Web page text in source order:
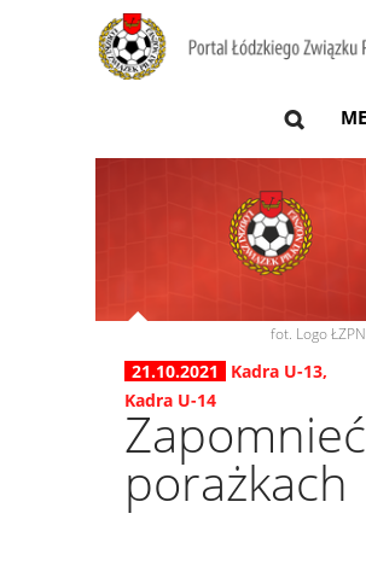
fot. Logo
21.10.2021 Kadra U-13,
Kadra U-14
porażkach